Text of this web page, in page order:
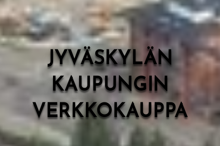
JYVÄSKYLÄN
KAUPUNGIN
VERKKOKAUPPA